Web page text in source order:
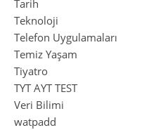
Tarih
Teknoloji
Telefon Uygulamaları
Temiz Yaşam
Tiyatro
TYT AYT TEST
Veri Bilimi
watpadd